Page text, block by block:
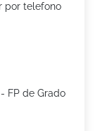
por telefono
FP de Grado